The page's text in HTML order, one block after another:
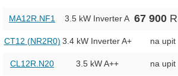
MA12R.NF1 3.5 kW Inverter A 67 900
CT12 (NR2R0) 3.4 kW Inverter A+ na upit
CL12R.N20 3.5 kW A++ na upit